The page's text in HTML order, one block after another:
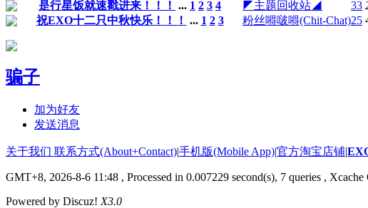
是行星饭就速戳进来！！！ ... 1 2 3 4 ◤主题回收站◢ 33
祝EXO十二只中秋快乐！！！ ... 1 2 3 粉丝嘚啵嘚(Chit-Chat)25
骗子
加为好友
发送消息
关于我们 联系方式(About+Contact)|手机版(Mobile App)|官方淘宝店铺|
GMT+8, 2026-8-6 11:48 , Processed in 0.007229 second(s), 7 queries , Xcache
Powered by Discuz! X3.0